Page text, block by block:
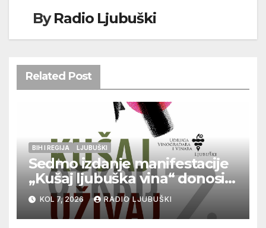
ByRadio Ljubuški
Related Post
BIH I REGIJA LJUBUŠKI
Sedmo izdanje manifestacije
„Kušaj ljubuška vina“ donosi
vrhunska vina, gastronomiju i
glazbu
KOL 7, 2026 RADIO LJUBUŠKI